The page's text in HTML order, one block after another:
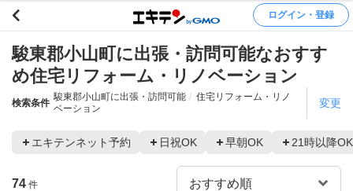
ログイン・登録
駿東郡小山町に出張・訪問可能なおすす
め住宅リフォーム・リノベーション
検索条件
駿東郡小山町に出張・訪問可能
住宅リフォーム・リノ
ベーション
変更
エキテンネット予約 日祝OK 早朝OK 21時以降OK
74 件